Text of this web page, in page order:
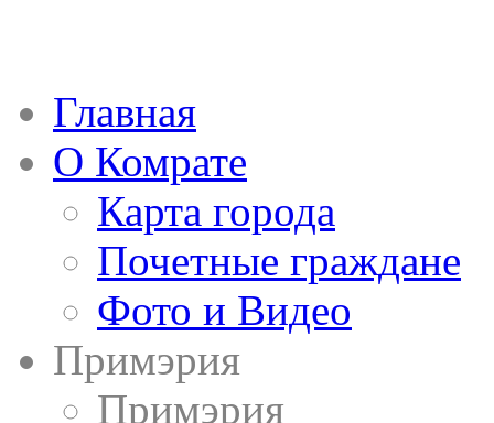
Главная
О Комрате
Карта города
Почетные граждане
Фото и Видео
Примэрия
Примэрия